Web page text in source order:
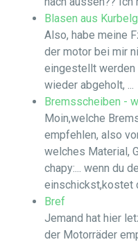
Blasen aus
Also, habe meine
der motor bei mir
eingestellt werden
wieder abgeholt, ...
Bremsscheiben -
Moin,welche
empfehlen, also
welches Material,
chapy:... wenn du
einschickst,kostet
Bref
Jemand hat hier
der Motorräder